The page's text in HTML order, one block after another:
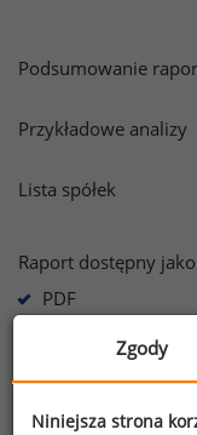
Podsumowanie
Przykładowe analizy
Lista spółek
Raport dostępny
PDF
Zgody
Niniejsza strona